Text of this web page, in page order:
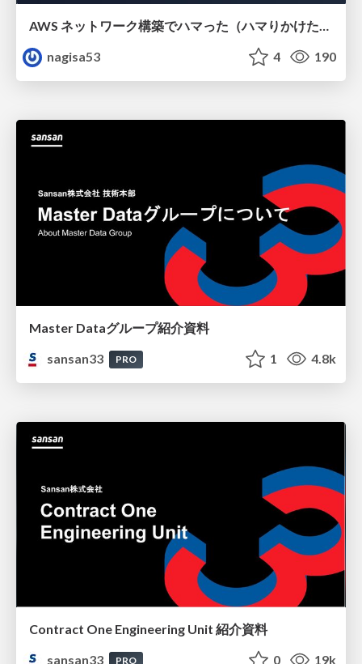
AWS ネットワーク構築でハマった（ハマりかけた） 5選とそこから得た教訓
nagisa53
4 190
Master Dataグループ紹介資料
sansan33
PRO 1 4.8k
Contract One Engineering Unit 紹介資料
sansan33
PRO 0 19k